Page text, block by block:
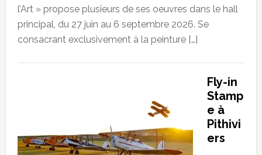
l’Art » propose plusieurs de ses oeuvres dans le hall
principal, du 27 juin au 6 septembre 2026. Se
consacrant exclusivement à la peinture […]
Fly-in
Stamp
e à
Pithivi
ers